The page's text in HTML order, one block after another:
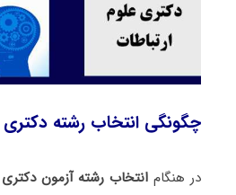
چگونگی انتخاب رشته دکتری
در هنگام انتخاب رشته آزمون دکتری